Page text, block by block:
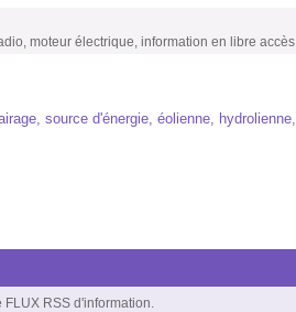
moteur électrique, information en libre accès
source d'énergie, éolienne, hydrolienne,
FLUX RSS d'information.